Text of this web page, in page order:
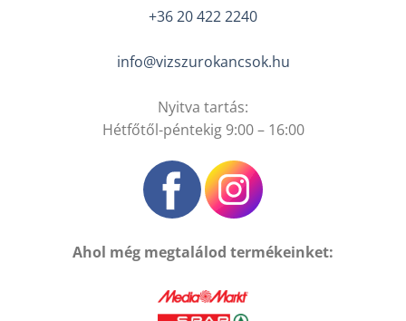
+36 20 422 2240
info@vizszurokancsok.hu
Nyitva tartás:
Hétfőtől-péntekig 9:00 – 16:00
Ahol még megtalálod termékeinket: